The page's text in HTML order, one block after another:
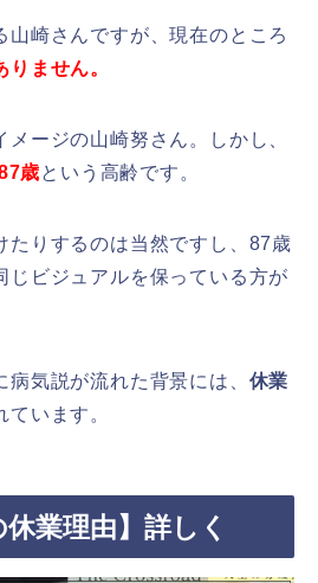
山崎さんですが、現在のところ
ません。
ージの山崎努さん。しかし、
歳という高齢です。
たりするのは当然ですし、87歳
じビジュアルを保っている方が
気説が流れた背景には、 休業
ています。
業理由】詳しく